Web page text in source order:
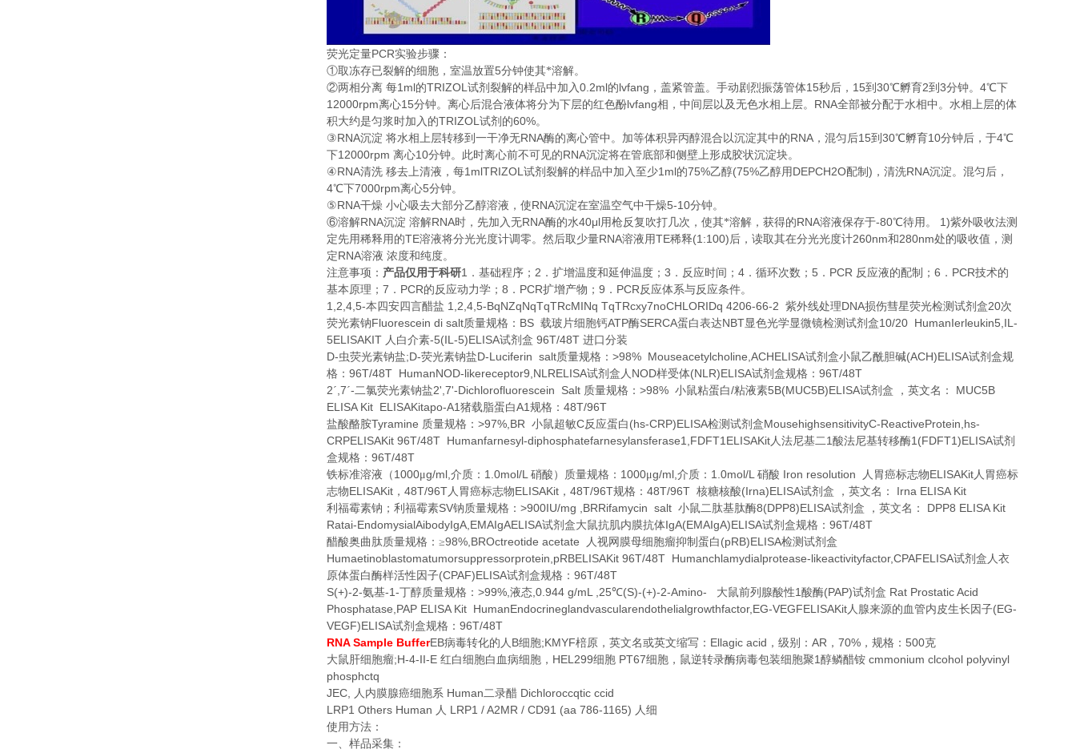
荧光定量PCR实验步骤：
①取冻存已裂解的细胞，室温放置5分钟使其*溶解。
②两相分离 每1ml的TRIZOL 试剂裂解的样品中加入0.2ml的lvfang ，盖紧管盖。手动剧烈振荡管体15秒后， 15到 30℃孵育2到 3分钟。 4℃下
12000rpm离心15分钟。离心后混合液体将分为下层的红色酚lvfang相，中间层以及无色水相上层。 RNA全部被分配于水相中。水相上层的体
积大约是匀浆时加入的TRIZOL 试剂的60%。
③RNA沉淀 将水相上层转移到一干净无RNA酶的离心管中。加等体积异丙醇混合以沉淀其中的RNA ，混匀后15到 30℃孵育10分钟后，于4℃
下12000rpm 离心10分钟。此时离心前不可见的RNA沉淀将在管底部和侧壁上形成胶状沉淀块。
④RNA清洗 移去上清液，每1mlTRIZOL 试剂裂解的样品中加入至少1ml的75%乙醇(75%乙醇用 DEPCH2O配制 ) ，清洗RNA沉淀。混匀后，
4℃下7000rpm离心5分钟。
⑤RNA干燥 小心吸去大部分乙醇溶液，使RNA沉淀在室温空气中干燥5-10分钟。
⑥溶解RNA沉淀 溶解RNA时，先加入无RNA酶的水40μl用枪反复吹打几次，使其*溶解，获得的RNA溶液保存于-80℃待用。 1)紫外吸收法测
定先用稀释用的TE溶液将分光光度计调零。然后取少量RNA溶液用TE稀释(1:100)后，读取其在分光光度计260nm和 280nm处的吸收值，测
定RNA溶液 浓度和纯度。
注意事项： 产品仅用于科研1 ．基础程序； 2 ．扩增温度和延伸温度； 3 ．反应时间； 4 ．循环次数； 5 ． PCR 反应液的配制； 6 ． PCR技术的
基本原理； 7 ． PCR的反应动力学； 8 ． PCR扩增产物； 9 ． PCR反应体系与反应条件。
1,2,4,5-本四安四言醋盐 1,2,4,5-BqNZqNqTqTRcMINq TqTRcxy7noCHLORIDq 4206-66-2 紫外线处理DNA损伤彗星荧光检测试剂盒20次
荧光素钠Fluorescein di salt质量规格： BS 载玻片细胞钙ATP酶SERCA蛋白表达NBT显色光学显微镜检测试剂盒10/20 HumanIerleukin5,IL-
5ELISAKIT 人白介素-5(IL-5)ELISA试剂盒 96T/48T 进口分装
D-虫荧光素钠盐;D-荧光素钠盐D-Luciferin salt质量规格： >98% Mouseacetylcholine,ACHELISA试剂盒小鼠乙酰胆碱(ACH)ELISA试剂盒规
格： 96T/48T HumanNOD-likereceptor9,NLRELISA试剂盒人 NOD样受体(NLR)ELISA试剂盒规格： 96T/48T
2ˊ ,7ˊ-二氯荧光素钠盐2',7'-Dichlorofluorescein Salt 质量规格： >98% 小鼠粘蛋白/粘液素5B(MUC5B)ELISA试剂盒 ，英文名：
MUC5B
ELISA Kit ELISAKitapo-A1 猪载脂蛋白A1 规格： 48T/96T
盐酸酪胺Tyramine 质量规格： >97%,BR 小鼠超敏C反应蛋白 (hs-CRP)ELISA检测试剂盒MousehighsensitivityC-ReactiveProtein,hs-
CRPELISAKit 96T/48T Humanfarnesyl-diphosphatefarnesylansferase1,FDFT1ELISAKit人法尼基二1 酸法尼基转移酶1(FDFT1)ELISA试剂
盒规格： 96T/48T
铁标准溶液（ 1000μg/ml, 介质： 1.0mol/L 硝酸）质量规格： 1000μg/ml, 介质： 1.0mol/L 硝酸 Iron resolution 人胃癌标志物ELISAKit人胃癌标
志物ELISAKit ， 48T/96T人胃癌标志物ELISAKit ， 48T/96T规格： 48T/96T 核糖核酸(Irna)ELISA试剂盒 ，英文名： Irna ELISA Kit
利福霉素钠；利福霉素SV钠质量规格： >900IU/mg ,BRRifamycin salt 小鼠二肽基肽酶8(DPP8)ELISA试剂盒 ，英文名：
DPP8 ELISA Kit
Ratai-EndomysialAibodyIgA,EMAIgAELISA试剂盒大鼠抗肌内膜抗体IgA(EMAIgA)ELISA试剂盒规格： 96T/48T
醋酸奥曲肽质量规格：≥98%,BROctreotide acetate 人视网膜母细胞瘤抑制蛋白 (pRB)ELISA检测试剂盒
Humaetinoblastomatumorsuppressorprotein,pRBELISAKit 96T/48T Humanchlamydialprotease-likeactivityfactor,CPAFELISA试剂盒人衣
原体蛋白酶样活性因子(CPAF)ELISA试剂盒规格： 96T/48T
S(+)-2-氨基-1-丁醇质量规格： >99%, 液态 ,0.944 g/mL ,25℃(S)-(+)-2-Amino- 大鼠前列腺酸性1 酸酶(PAP)试剂盒 Rat Prostatic Acid
Phosphatase,PAP ELISA Kit HumanEndocrineglandvascularendothelialgrowthfactor,EG-VEGFELISAKit人腺来源的血管内皮生长因子(EG-
VEGF)ELISA试剂盒规格： 96T/48T
RNA Sample BufferEB病毒转化的人 B细胞;KMYF棓原，英文名或英文缩写： Ellagic acid ，级别： AR ， 70% ，规格： 500克
大鼠肝细胞瘤;H-4-II-E 红白细胞白血病细胞， HEL299细胞 PT67细胞，鼠逆转录酶病毒包装细胞聚1 醇鳞醋铵 cmmonium clcohol polyvinyl
phosphctq
JEC,
人内膜腺癌细胞系 Human二录醋 Dichloroccqtic ccid
LRP1 Others Human 人 LRP1 / A2MR / CD91 (aa 786-1165) 人细
使用方法：
一、样品采集：